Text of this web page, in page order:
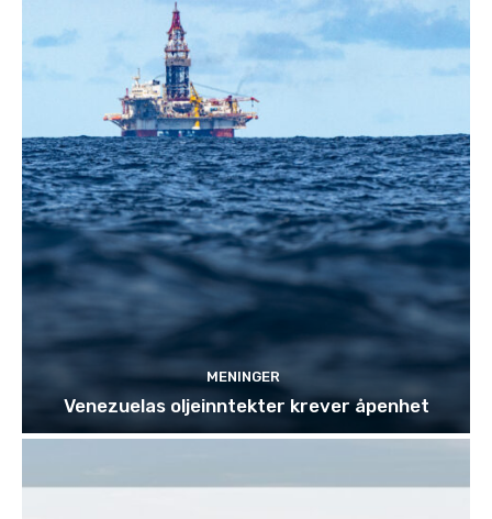
MENINGER
Venezuelas oljeinntekter krever åpenhet